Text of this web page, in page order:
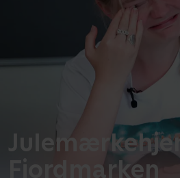
Fjordmarken